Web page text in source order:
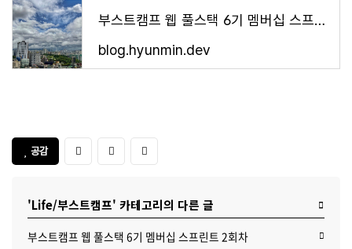
부스트캠프 웹 풀스택 6기 멤버십 스프린트 1회차
blog.hyunmin.dev
공감
'Life/부스트캠프' 카테고리의 다른 글
부스트캠프 웹 풀스택 6기 멤버십 스프린트 2회차